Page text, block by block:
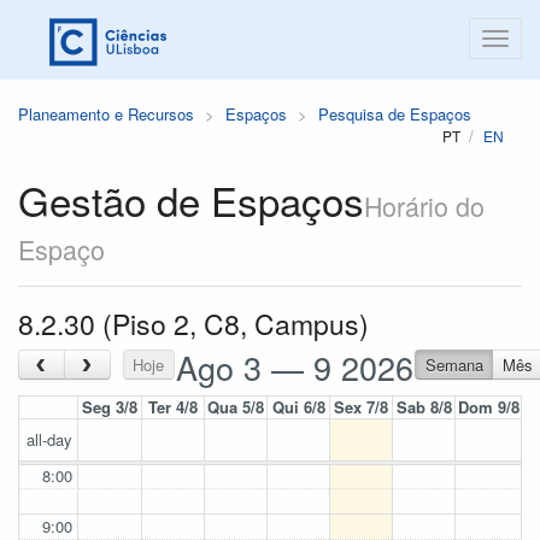
Planeamento e Recursos Espaços Pesquisa de Espaços
PT EN
Gestão de EspaçosHorário do
Espaço
8.2.30 (Piso 2, C8, Campus)
‹ › Hoje Ago 3 — 9 2026 Semana
Mês
Seg 3/8 Ter 4/8 Qua 5/8 Qui 6/8 Sex 7/8 Sab 8/8 Dom 9/8
all-day
8:00
9:00